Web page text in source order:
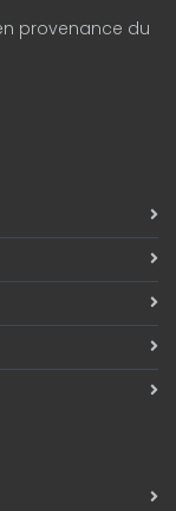
provenance du